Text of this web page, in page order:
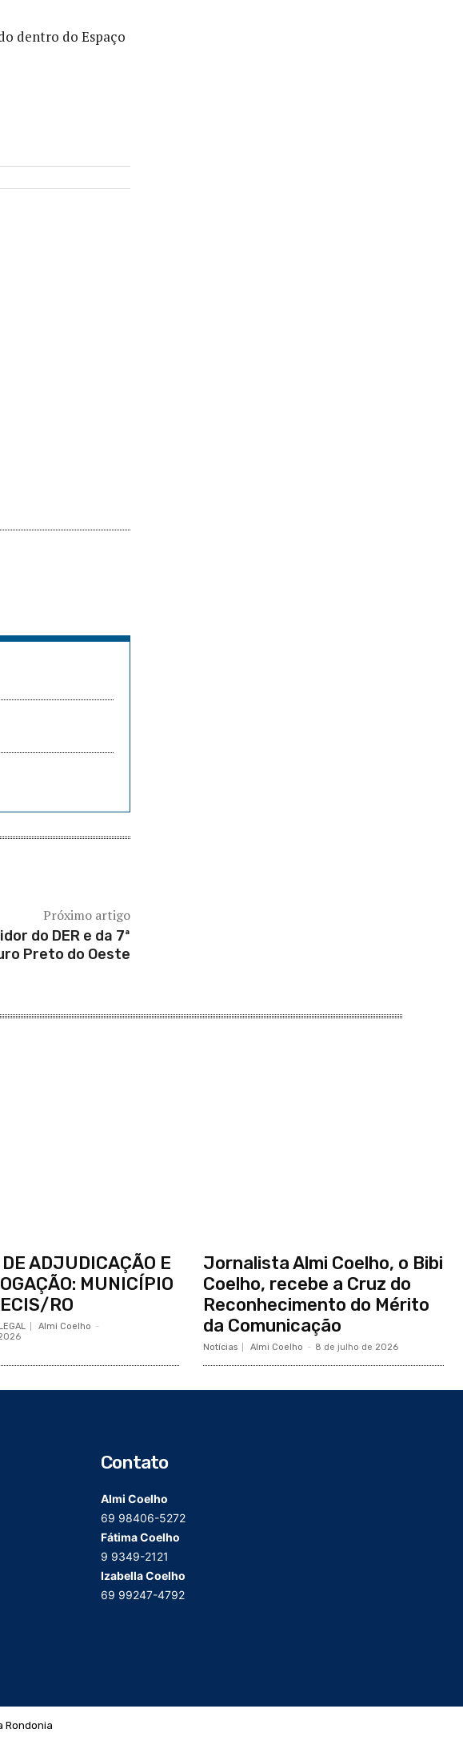
dentro do Espaço
Próximo artigo
do DER e da 7ª
Preto do Oeste
ADJUDICAÇÃO E
MUNICÍPIO
RO
Almi Coelho -
Jornalista Almi Coelho, o Bibi
Coelho, recebe a Cruz do
Reconhecimento do Mérito
da Comunicação
Notícias Almi Coelho - 8 de julho de 2026
Contato
Almi Coelho
69 98406-5272
Fátima Coelho
9 9349-2121
Izabella Coelho
69 99247-4792
Rondonia